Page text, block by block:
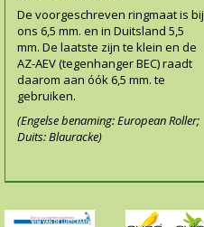
De voorgeschreven ringmaat is bij
ons 6,5 mm. en in Duitsland 5,5
mm. De laatste zijn te klein en de
AZ-AEV (tegenhanger BEC) raadt
daarom aan óók 6,5 mm. te
gebruiken.
(Engelse benaming: European Roller;
Duits: Blauracke)